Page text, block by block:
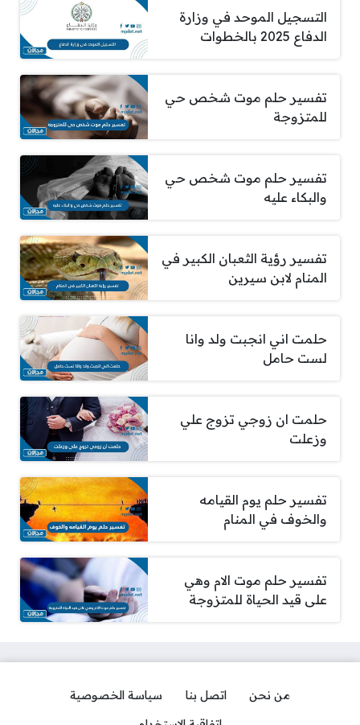
التسجيل الموحد في وزارة
الدفاع 2025 بالخطوات
تفسير حلم موت شخص حي
للمتزوجة
تفسير حلم موت شخص حي
والبكاء عليه
تفسير رؤية الثعبان الكبير في
المنام لابن سيرين
حلمت اني انجبت ولد وانا
لست حامل
حلمت ان زوجي تزوج علي
وزعلت
تفسير حلم يوم القيامه
والخوف في المنام
تفسير حلم موت الام وهي
على قيد الحياة للمتزوجة
من نحن اتصل بنا
سياسة الخصوصية